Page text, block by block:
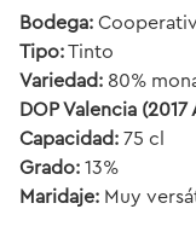
Bodega:
Tipo:Tinto
Variedad: 80%
DOP Valencia
Capacidad: 75 cl
Grado: 13%
Maridaje: Muy